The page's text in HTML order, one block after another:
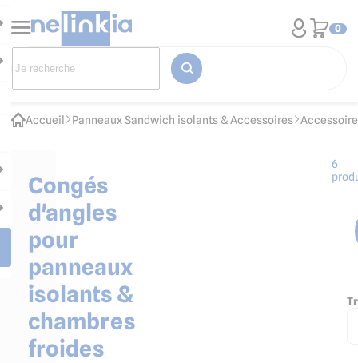
0
Accueil Panneaux Sandwich isolants & Accessoires
Congés
d'angles
pour
panneaux
isolants &
chambres
froides
6